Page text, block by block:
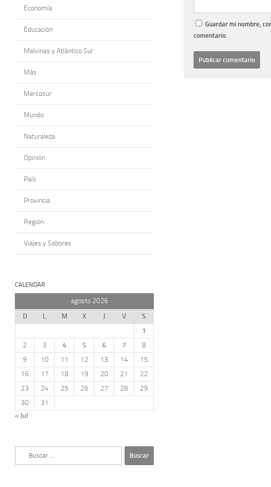
Guardar mi nombre,
comentario.
Economía
Educación
Malvinas y Atlántico Sur
Más
Mercosur
Mundo
Naturaleza
Opinión
País
Provincia
Región
Viajes y Sabores
CALENDAR
agosto 2026
D
L M X J V
S
1
2
3 4 5 6 7
8
9
10 11 12 13 14
15
16
17 18 19 20 21
22
23
24 25 26 27 28
29
30
31
« Jul